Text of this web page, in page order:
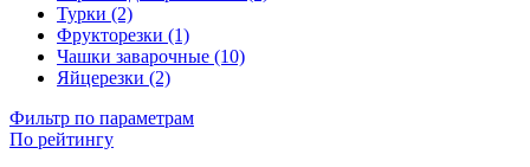
Турки (2)
Фрукторезки (1)
Чашки заварочные (10)
Яйцерезки (2)
Фильтр по параметрам
По рейтингу